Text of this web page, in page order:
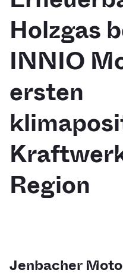
Holzgas
INNIO
ersten
Region
Jenbacher